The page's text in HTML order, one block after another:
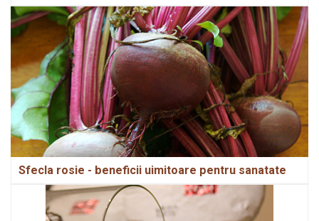
Sfecla rosie - beneficii uimitoare pentru sanatate